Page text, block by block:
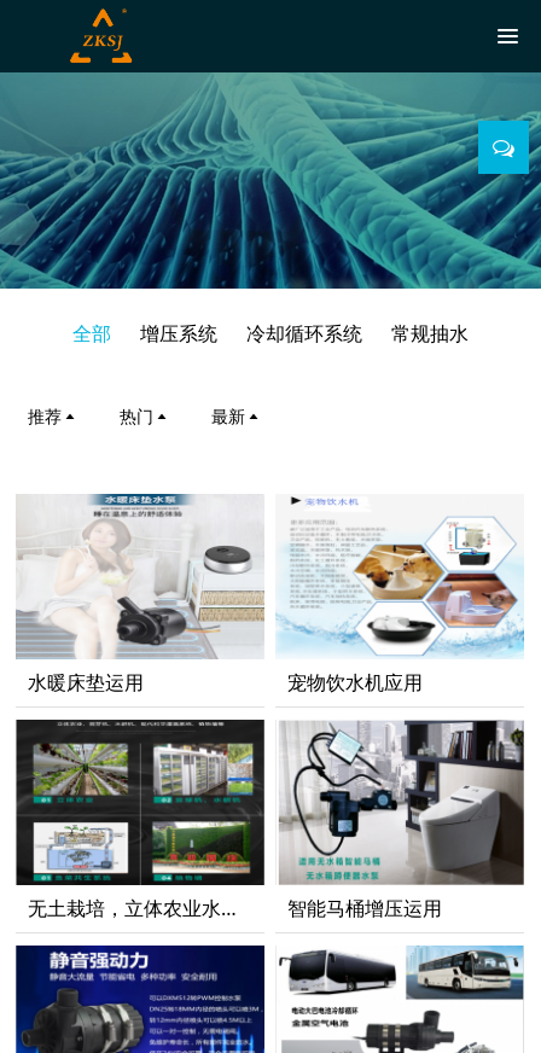
全部 增压系统 冷却循环系统 常规抽水
推荐 热门 最新
水暖床垫运用 宠物饮水机应用
无土栽培，立体农业水耕机 智能马桶增压运用